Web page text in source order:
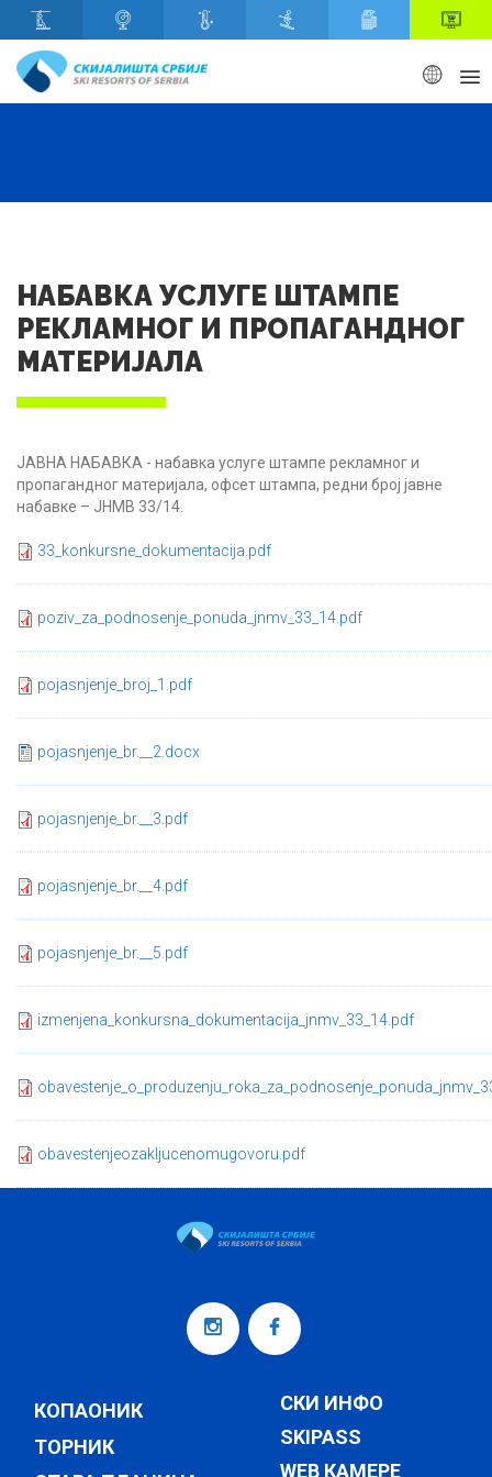
Скип то маин content
НАБАВКА УСЛУГЕ ШТАМПЕ
РЕКЛАМНОГ И ПРОПАГАНДНОГ
МАТЕРИЈАЛА
ЈАВНА НАБАВКА - набавка услуге штампе рекламног и
пропагандног материјала, офсет штампа, редни број јавне
набавке – ЈНМВ 33/14.
33_konkursne_dokumentacija.pdf
poziv_za_podnosenje_ponuda_jnmv_33_14.pdf
pojasnjenje_broj_1.pdf
pojasnjenje_br.__2.docx
pojasnjenje_br.__3.pdf
pojasnjenje_br.__4.pdf
pojasnjenje_br.__5.pdf
izmenjena_konkursna_dokumentacija_jnmv_33_14.pdf
obavestenjeozakljucenomugovoru.pdf
КОПАОНИК
ТОРНИК
СКИ ИНФО
SKIPASS
WEB КАМЕРЕ